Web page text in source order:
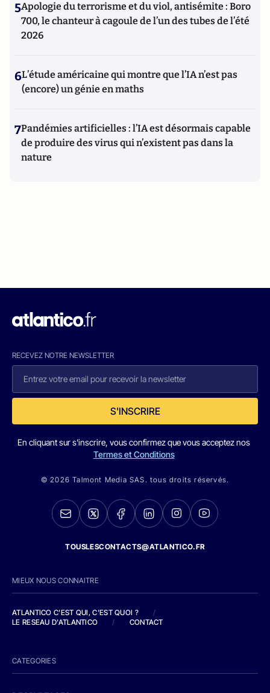
5Apologie du terrorisme et du viol, antisémite : Boro
700, le chanteur à cagoule de l’un des tubes de l’été
2026
6L’étude américaine qui montre que l’IA n’est pas
(encore) un génie en maths
7Pandémies artificielles : l’IA est désormais capable
de produire des virus qui n’existent pas dans la
nature
RECEVEZ NOTRE NEWSLETTER
S'INSCRIRE
En cliquant sur s'inscrire, vous confirmez que vous acceptez nos
Termes et Conditions
© 2026 Talmont Media SAS. tous droits réservés.
TOUSLESCONTACTS@ATLANTICO.FR
MIEUX NOUS CONNAITRE
ATLANTICO C'EST QUI, C'EST QUOI ?
/
LE RESEAU D'ATLANTICO
/ CONTACT
CATEGORIES